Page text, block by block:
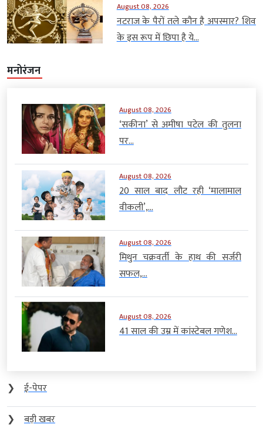
August 08, 2026
नटराज के पैरों तले कौन है अपस्मार? शिव
के इस रूप में छिपा है ये...
मनोरंजन
August 08, 2026
‘सकीना’ से अमीषा पटेल की तुलना
पर...
August 08, 2026
20 साल बाद लौट रही ‘मालामाल
वीकली’,...
August 08, 2026
मिथुन चक्रवर्ती के हाथ की सर्जरी
सफल,...
August 08, 2026
41 साल की उम्र में कांस्टेबल गणेश...
❯
ई-पेपर
❯
बड़ी खबर